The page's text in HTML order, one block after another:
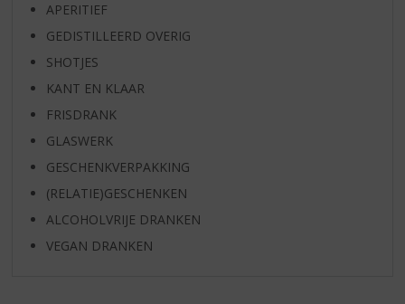
APERITIEF
GEDISTILLEERD OVERIG
SHOTJES
KANT EN KLAAR
FRISDRANK
GLASWERK
GESCHENKVERPAKKING
(RELATIE)GESCHENKEN
ALCOHOLVRIJE DRANKEN
VEGAN DRANKEN